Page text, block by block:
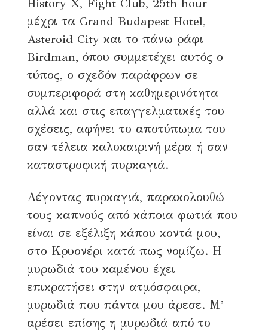
History X, Fight Club, 25th hour
μέχρι τα Grand Budapest Hotel,
Asteroid City και το πάνω ράφι
Birdman, όπου συμμετέχει αυτός ο
τύπος, ο σχεδόν παράφρων σε
συμπεριφορά στη καθημερινότητα
αλλά και στις επαγγελματικές του
σχέσεις, αφήνει το αποτύπωμα του
σαν τέλεια καλοκαιρινή μέρα ή σαν
καταστροφική πυρκαγιά.
Λέγοντας πυρκαγιά, παρακολουθώ
τους καπνούς από κάποια φωτιά που
είναι σε εξέλιξη κάπου κοντά μου,
στο Κρυονέρι κατά πως νομίζω. Η
μυρωδιά του καμένου έχει
επικρατήσει στην ατμόσφαιρα,
μυρωδιά που πάντα μου άρεσε. Μ’
αρέσει επίσης η μυρωδιά από το